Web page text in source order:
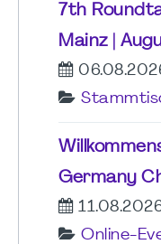
7th
Mainz |
Germany
Online-